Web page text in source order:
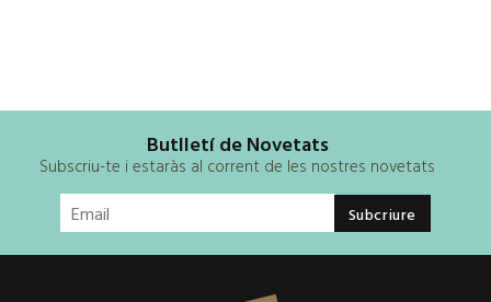
Butlletí de Novetats
Subscriu-te i estaràs al corrent de les nostres novetats